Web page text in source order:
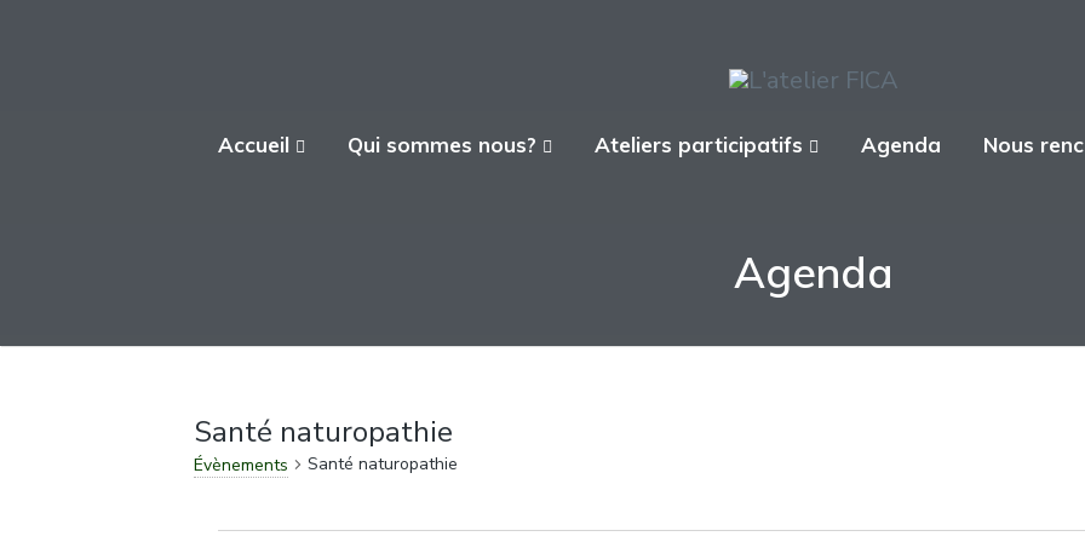
Accueil Qui sommes nous? Ateliers participatifs Agenda Nous
Agenda
Santé naturopathie
Évènements Santé naturopathie